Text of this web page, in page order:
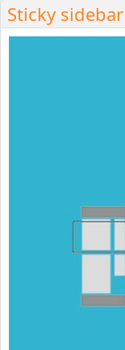
Sticky sidebar